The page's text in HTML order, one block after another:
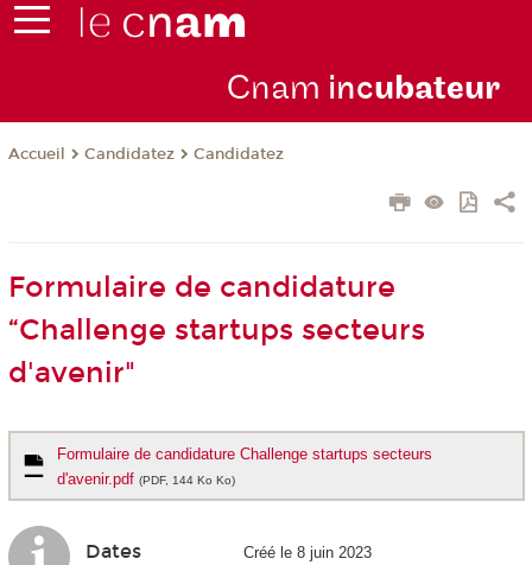
Cnam incubateur
Accueil Candidatez Candidatez
Formulaire de candidature
“Challenge startups secteurs
d'avenir"
Formulaire de candidature Challenge startups secteurs
d'avenir.pdf (PDF, 144 Ko Ko)
Dates Créé le 8 juin 2023